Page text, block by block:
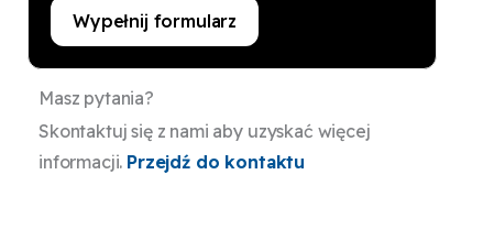
Wypełnij formularz
Masz pytania?
Skontaktuj się z nami aby uzyskać więcej
informacji. Przejdź do kontaktu